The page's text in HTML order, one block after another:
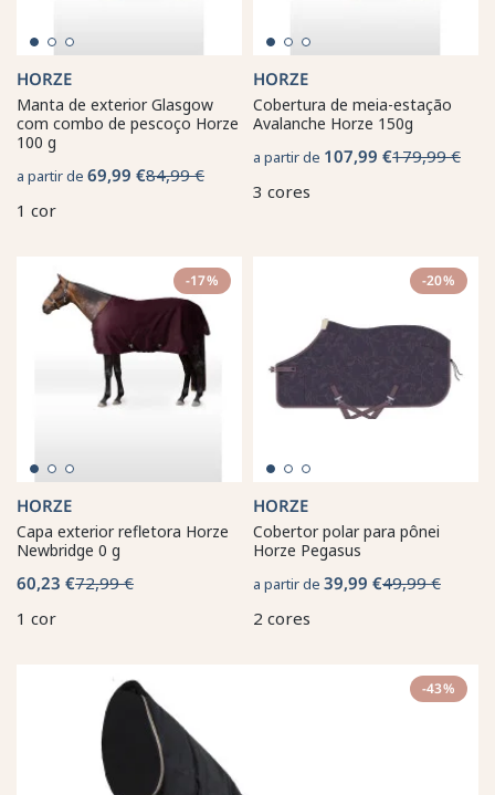
HORZE
Manta de exterior Glasgow
com combo de pescoço Horze
100 g
a partir de 69,99 €84,99 €
1 cor
HORZE
Cobertura de meia-estação
Avalanche Horze 150g
a partir de 107,99 €179,99 €
3 cores
-17%
HORZE
Capa exterior refletora Horze
Newbridge 0 g
60,23 €72,99 €
1 cor
-20%
HORZE
Cobertor polar para pônei
Horze Pegasus
a partir de 39,99 €49,99 €
2 cores
-43%